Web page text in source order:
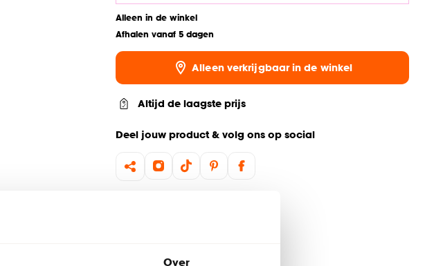
Over
Alleen in de winkel
Afhalen vanaf 5 dagen
Alleen verkrijgbaar in de winkel
Altijd de laagste prijs
Deel jouw product & volg ons op social